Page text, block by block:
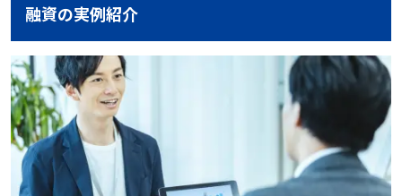
融資の実例紹介